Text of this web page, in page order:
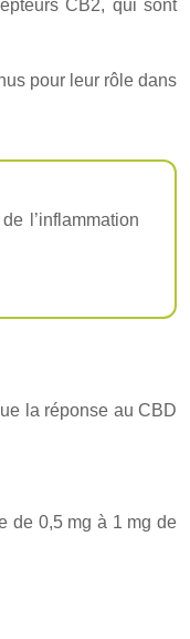
CB2, qui sont
pour leur rôle dans
l’inflammation
la réponse au CBD
de 0,5 mg à 1 mg de